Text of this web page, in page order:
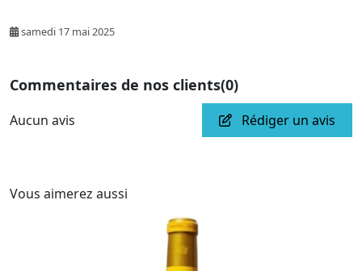
samedi 17 mai 2025
Commentaires de nos clients(0)
Aucun avis Rédiger un avis
Vous aimerez aussi